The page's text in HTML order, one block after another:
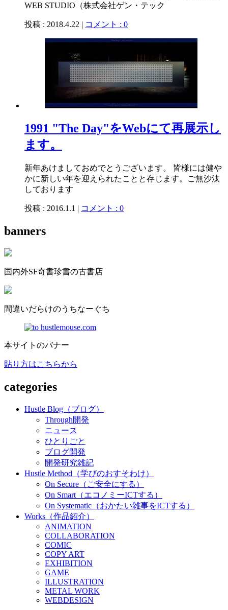
WEB STUDIO（株式会社ゲン・テック
投稿 : 2018.4.22 | コメント : 0
1991 "The Day"をWebにて再展示し
ます。
新年あけましておめでとうございます。 皆様には健や
かに新しい年を迎えられたことと存じます。ご無沙汰
しております
投稿 : 2016.1.1 | コメント : 0
banners
国内外SF奇書珍書の古書店
間違いだらけのうちなーぐち
本サイトのバナー
貼り方はこちらから
categories
Hustle Blog（ブログ）
Through開発
ニュース
ひとりごと
ブログ開発
開発研究雑記
Hustle Method（学びのおすそわけ）
On Secure（ご安全にする）
On Smart（エコノミーICTする）
On Systematic（おかたい雑事をICTする）
Works（作品紹介）
ANIMATION
COLLABORATION
COMIC
COPY ART
EXHIBITION
GAME
ILLUSTRATION
METAL WORK
WEBDESIGN